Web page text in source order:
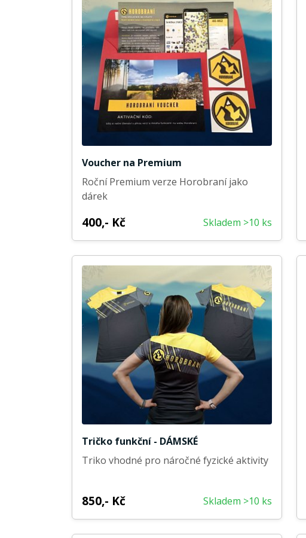
Voucher na Premium
Roční Premium verze Horobraní jako
dárek
400,- Kč Skladem >10 ks
Tričko funkční - DÁMSKÉ
Triko vhodné pro náročné fyzické aktivity
850,- Kč Skladem >10 ks